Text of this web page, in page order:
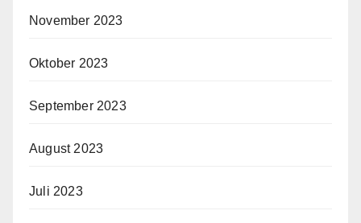
November 2023
Oktober 2023
September 2023
August 2023
Juli 2023